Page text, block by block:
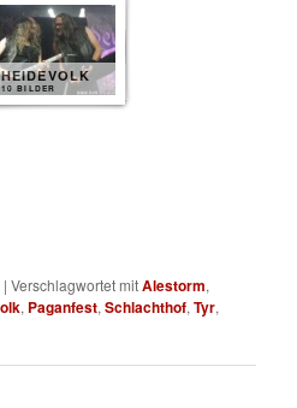
HEIDEVOLK
10 BILDER
|Verschlagwortet mitAlestorm,
, Paganfest,Schlachthof,Tyr,